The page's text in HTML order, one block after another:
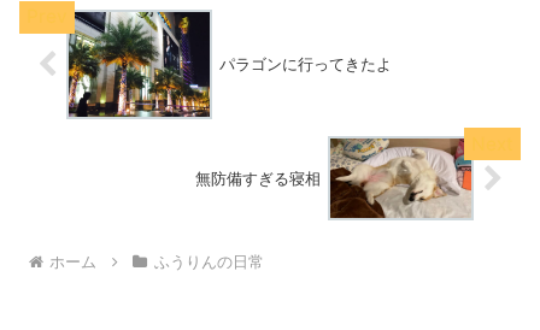
パラゴンに行ってきたよ
無防備すぎる寝相
ホーム ふうりんの日常